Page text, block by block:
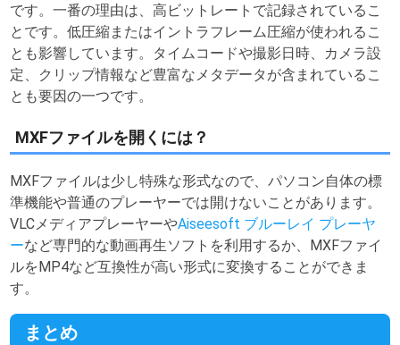
です。一番の理由は、高ビットレートで記録されているこ
とです。低圧縮またはイントラフレーム圧縮が使われるこ
とも影響しています。タイムコードや撮影日時、カメラ設
定、クリップ情報など豊富なメタデータが含まれているこ
とも要因の一つです。
MXFファイルを開くには？
MXFファイルは少し特殊な形式なので、パソコン自体の標
準機能や普通のプレーヤーでは開けないことがあります。
VLCメディアプレーヤーやAiseesoft ブルーレイ プレーヤ
ーなど専門的な動画再生ソフトを利用するか、MXFファイ
ルをMP4など互換性が高い形式に変換することができま
す。
まとめ